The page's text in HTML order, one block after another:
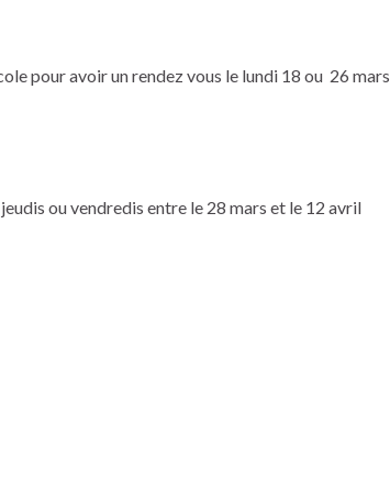
pour avoir un rendez vous le lundi 18 ou 26 mars
ou vendredis entre le 28 mars et le 12 avril